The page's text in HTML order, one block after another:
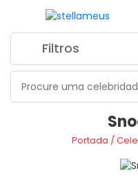
Filtros
Portada /